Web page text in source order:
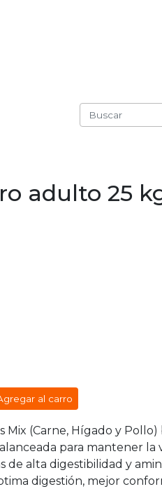
adulto 25
al carro
Mix (Carne, Hígado y
para mantener la
de alta digestibilidad y
digestión, mejor